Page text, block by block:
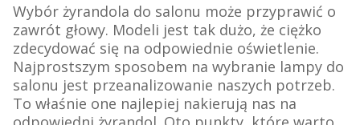
Wybór żyrandola do salonu może przyprawić o
zawrót głowy. Modeli jest tak dużo, że ciężko
zdecydować się na odpowiednie oświetlenie.
Najprostszym sposobem na wybranie lampy do
salonu jest przeanalizowanie naszych potrzeb.
To właśnie one najlepiej nakierują nas na